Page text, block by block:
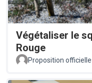
Végétaliser le
Rouge
Proposition officielle